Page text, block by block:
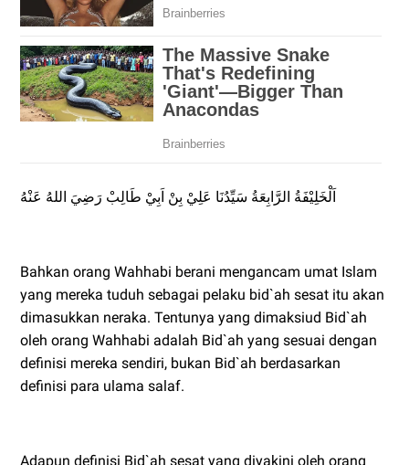
اَلْخَلِيْفَةُ الرَّابِعَةُ سَيِّدُنَا عَلِيْ بِنْ اَبِيْ طَالِبْ رَضِيَ اللهُ عَنْهُ
Bahkan orang Wahhabi berani mengancam umat Islam
yang mereka tuduh sebagai pelaku bid`ah sesat itu akan
dimasukkan neraka. Tentunya yang dimaksiud Bid`ah
oleh orang Wahhabi adalah Bid`ah yang sesuai dengan
definisi mereka sendiri, bukan Bid`ah berdasarkan
definisi para ulama salaf.
Adapun definisi Bid`ah sesat yang diyakini oleh orang